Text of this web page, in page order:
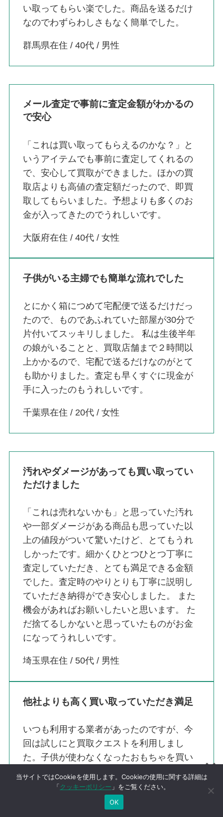
い取ってもらい楽でした。商品を送るだけ
なのでわずらわしさもなく簡単でした。
群馬県在住 / 40代 / 男性
メール査定で事前に査定金額がわかるの
で安心
「これは買い取ってもらえるのかな？」と
いうアイテムでも事前に査定してくれるの
で、安心して買取ができました。ほかの買
取店よりも高値の査定額だったので、即買
取してもらいました。予想よりも多くのお
金が入ってきたのでうれしいです。
大阪府在住 / 40代 / 女性
子供がいる主婦でも簡単な流れでした
とにかく箱につめて宅配便で送るだけだっ
たので、ものであふれていた部屋が30分で
片付いてスッキリしました。 私は生後半年
の娘がいることと、買取店舗まで２時間以
上かかるので、宅配で送るだけなのがとて
も助かりました。査定も早くすぐに現金が
手に入ったのもうれしいです。
千葉県在住 / 20代 / 女性
汚れやダメージがあっても買い取ってい
ただけました
「これは売れないかも」と思っていた汚れ
や一部ダメージがある商品も思っていた以
上の値段がついて驚いたけど、とてもうれ
しかったです。細かくひとつひとつ丁寧に
査定していただき、とても満足できる金額
でした。査定時のやりとりも丁寧に説明し
ていただき納得ができ安心しました。 また
機会があればお願いしたいと思います。 た
だ捨てるしかないと思っていたものがお金
になってうれしいです。
埼玉県在住 / 50代 / 男性
他社よりも高く買い取っていただき満足
いつも利用する業者があったのですが、今
回は試しにと買取クエストを利用しまし
た。子供が使わなくなったおもちゃを買い
取ってもらったのですが、いろんな種類が
混ざっていてもそのままで大丈夫とのこと
でまとめて買い取っていただきました。査
当サイトではCookieを使用します。Cookieの使用に関する詳細は
「クッキーポリシー 」をご覧ください。
OK